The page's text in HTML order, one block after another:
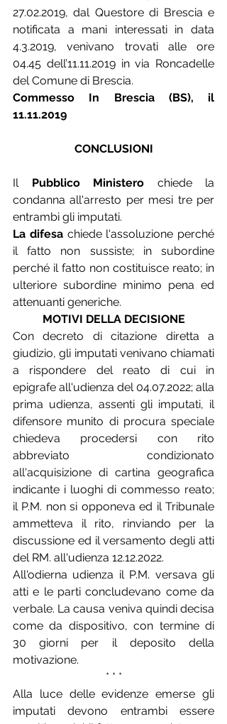
27.02.2019, dal Questore di Brescia e
notificata a mani interessati in data
4.3.2019, venivano trovati alle ore
04.45 dell’11.11.2019 in via Roncadelle
del Comune di Brescia.
Commesso In Brescia (BS), il
11.11.2019
CONCLUSIONI
Il Pubblico Ministero chiede la
condanna all'arresto per mesi tre per
entrambi gli imputati.
La difesa chiede l'assoluzione perché
il fatto non sussiste; in subordine
perché il fatto non costituisce reato; in
ulteriore subordine minimo pena ed
attenuanti generiche.
MOTIVI DELLA DECISIONE
Con decreto di citazione diretta a
giudizio, gli imputati venivano chiamati
a rispondere del reato di cui in
epigrafe all'udienza del 04.07.2022; alla
prima udienza, assenti gli imputati, il
difensore munito di procura speciale
chiedeva procedersi con rito
abbreviato condizionato
all'acquisizione di cartina geografica
indicante i luoghi di commesso reato;
il P.M. non si opponeva ed il Tribunale
ammetteva il rito, rinviando per la
discussione ed il versamento degli atti
del RM. all'udienza 12.12.2022.
All'odierna udienza il P.M. versava gli
atti e le parti concludevano come da
verbale. La causa veniva quindi decisa
come da dispositivo, con termine di
30 giorni per il deposito della
motivazione.
* * *
Alla luce delle evidenze emerse gli
imputati devono entrambi essere